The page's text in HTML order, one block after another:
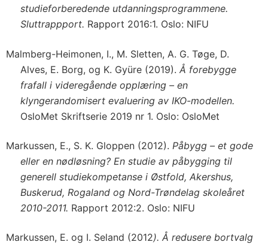
studieforberedende utdanningsprogrammene.
Sluttrappport. Rapport 2016:1. Oslo: NIFU
Malmberg-Heimonen, I., M. Sletten, A. G. Tøge, D.
Alves, E. Borg, og K. Gyüre (2019). Å forebygge
frafall i videregående opplæring – en
klyngerandomisert evaluering av IKO-modellen.
OsloMet Skriftserie 2019 nr 1. Oslo: OsloMet
Markussen, E., S. K. Gloppen (2012). Påbygg – et gode
eller en nødløsning? En studie av påbygging til
generell studiekompetanse i Østfold, Akershus,
Buskerud, Rogaland og Nord-Trøndelag skoleåret
2010-2011. Rapport 2012:2. Oslo: NIFU
Markussen, E. og I. Seland (2012). Å redusere bortvalg